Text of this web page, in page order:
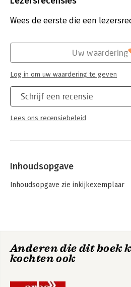
Verschijningsdatum:
17-6-2020
Arbeidsrecht:
Wees de eerste die een
Schrijf een recensie
Lees ons recensiebeleid
Uw waardering
Log in om uw waardering te geven
Inhoudsopgave
Inhoudsopgave zie inkijkexemplaar
Anderen die dit boek
kochten ook